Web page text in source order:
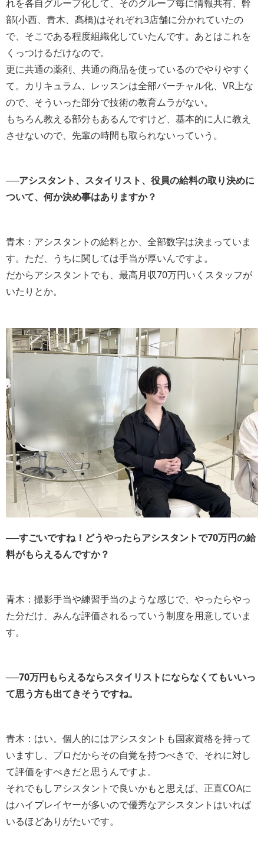
れを各自グループ化して、そのグループ毎に情報共有、幹
部(小西、青木、髙橋)はそれぞれ3店舗に分かれていたの
で、そこである程度組織化していたんです。あとはこれを
くっつけるだけなので。
更に共通の薬剤、共通の商品を使っているのでやりやすく
て。カリキュラム、レッスンは全部バーチャル化、VR上な
ので、そういった部分で技術の教育ムラがない。
もちろん教える部分もあるんですけど、基本的に人に教え
させないので、先輩の時間も取られないっていう。
──アシスタント、スタイリスト、役員の給料の取り決めに
ついて、何か決め事はありますか？
青木：アシスタントの給料とか、全部数字は決まっていま
す。ただ、うちに関しては手当が厚いんですよ。
だからアシスタントでも、最高月収70万円いくスタッフが
いたりとか。
──すごいですね！どうやったらアシスタントで70万円の給
料がもらえるんですか？
青木：撮影手当や練習手当のような感じで、やったらやっ
た分だけ、みんな評価されるっていう制度を用意していま
す。
──70万円もらえるならスタイリストにならなくてもいいっ
て思う方も出てきそうですね。
青木：はい。個人的にはアシスタントも国家資格を持って
いますし、プロだからその自覚を持つべきで、それに対し
て評価をすべきだと思うんですよ。
それでもしアシスタントで良いかもと思えば、正直COAに
はハイプレイヤーが多いので優秀なアシスタントはいれば
いるほどありがたいです。